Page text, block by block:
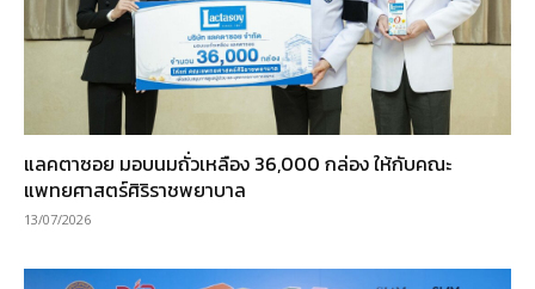
แลคตาซอย มอบนมถั่วเหลือง 36,000 กล่อง ให้กับคณะ
แพทยศาสตร์ศิริราชพยาบาล
13/07/2026